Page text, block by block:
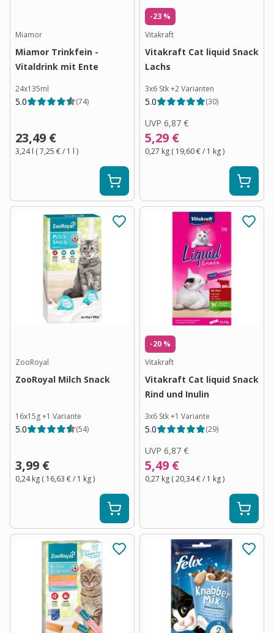
Miamor
Miamor Trinkfein -
Vitaldrink mit Ente
24x135ml
5.0 (74)
23,49 €
3,24 l (7,25 €/ 1 l )
-23 %
Vitakraft
Vitakraft Cat liquid Snack
Lachs
3x6 Stk+2Varianten
5.0 (30)
UVP 6,87 €
5,29 €
0,27 kg ( 19,60 €/ 1 kg)
ZooRoyal
ZooRoyal Milch Snack
16x15g+1 Variante
5.0 (54)
3,99 €
0,24 kg ( 16,63 €/ 1 kg)
-20 %
Vitakraft
Vitakraft Cat liquid Snack
Rind und Inulin
3x6 Stk+1 Variante
5.0 (29)
UVP 6,87 €
5,49 €
0,27 kg (20,34 €/ 1 kg)